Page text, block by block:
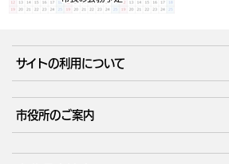
サイトの利用について
市役所のご案内
庁舎地図 組織案内